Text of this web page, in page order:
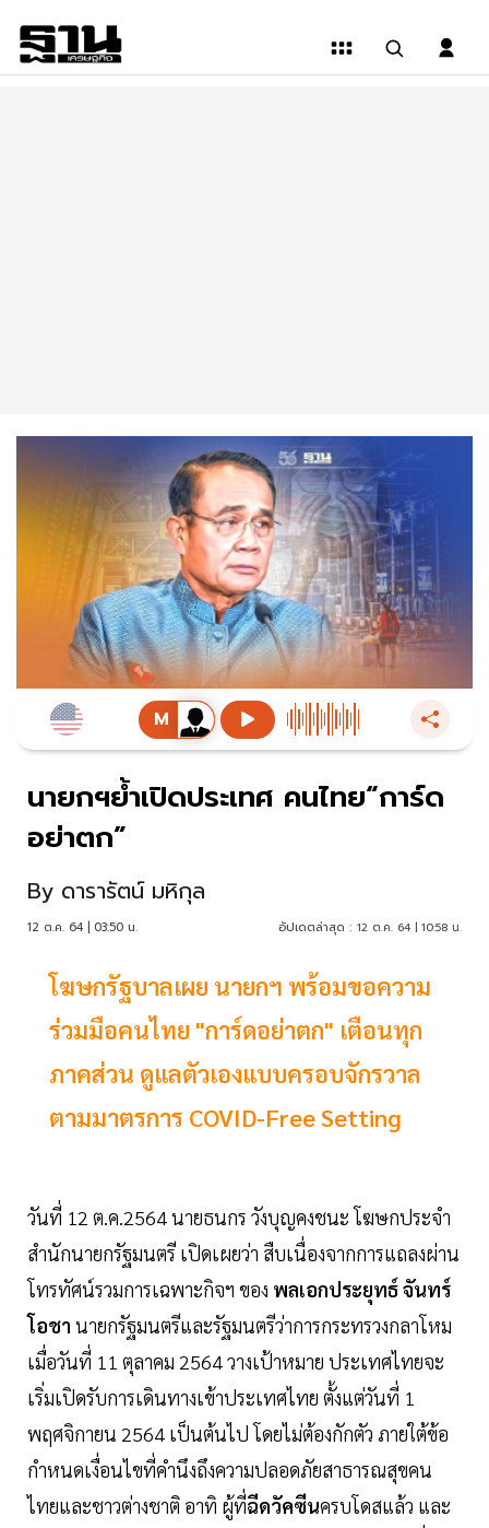
นายกฯย้ำเปิดประเทศ คนไทย“การ์ด
อย่าตก”
By ดารารัตน์ มหิกุล
12 ต.ค. 64 | 03:50 น. อัปเดตล่าสุด : 12 ต.ค. 64 | 10:58 น.
โฆษกรัฐบาลเผย นายกฯ พร้อมขอความ
ร่วมมือคนไทย "การ์ดอย่าตก" เตือนทุก
ภาคส่วน ดูแลตัวเองแบบครอบจักรวาล
ตามมาตรการ COVID-Free Setting
วันที่ 12 ต.ค.2564 นายธนกร วังบุญคงชนะ โฆษกประจำ
สำนักนายกรัฐมนตรี เปิดเผยว่า สืบเนื่องจากการแถลงผ่าน
โทรทัศน์รวมการเฉพาะกิจฯ ของ พลเอกประยุทธ์ จันทร์
โอชา นายกรัฐมนตรีและรัฐมนตรีว่าการกระทรวงกลาโหม
เมื่อวันที่ 11 ตุลาคม 2564 วางเป้าหมาย ประเทศไทยจะ
เริ่มเปิดรับการเดินทางเข้าประเทศไทย ตั้งแต่วันที่ 1
พฤศจิกายน 2564 เป็นต้นไป โดยไม่ต้องกักตัว ภายใต้ข้อ
กำหนดเงื่อนไขที่คำนึงถึงความปลอดภัยสาธารณสุขคน
ไทยและชาวต่างชาติ อาทิ ผู้ที่ฉีดวัคซีนครบโดสแล้ว และ